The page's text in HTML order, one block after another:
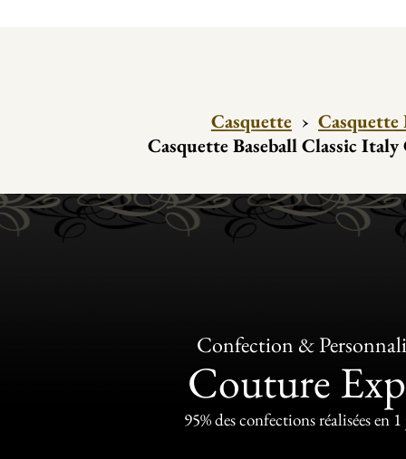
Casquette › Casquette
Casquette Baseball Classic
Confection &
Couture
95% des confections réalisées en